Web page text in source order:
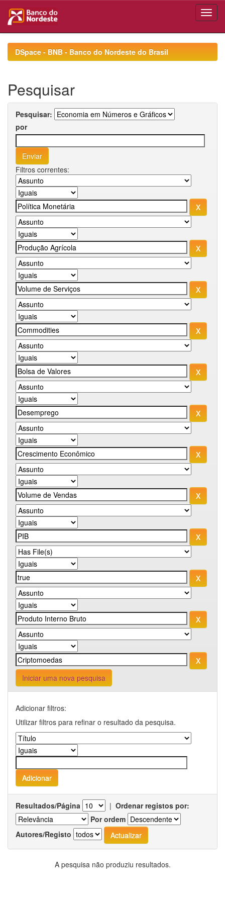
navigationDSpace - BNB - Banco do Nordeste do Brasil
Pesquisar
Pesquisar:
por
Filtros correntes:
Iniciar uma nova pesquisa
Adicionar filtros:
Utilizar filtros para refinar o resultado da pesquisa.
Resultados/Página | Ordenar registos por:
Por ordem
Autores/Registo
A pesquisa não produziu resultados.